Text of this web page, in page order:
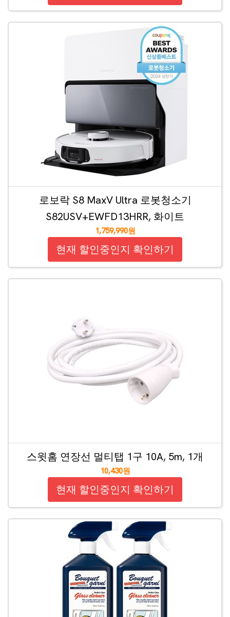
로보락 S8 MaxV Ultra 로봇청소기
S82USV+EWFD13HRR, 화이트
1,759,990원
현재 할인중인지 확인하기
스윗홈 연장선 멀티탭 1구 10A, 5m, 1개
10,430원
현재 할인중인지 확인하기